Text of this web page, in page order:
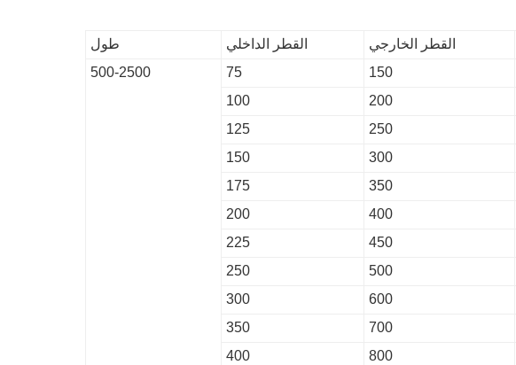
القطر الخارجي القطر الداخلي
طول
150
75
500-2500
200
100
250
125
300
150
350
175
400
200
450
225
500
250
600
300
700
350
800
400